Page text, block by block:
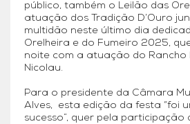
público, também o Leilão das
atuação dos Tradição D’Ouro
multidão neste último dia
Orelheira e do Fumeiro 2025,
noite com a atuação do Rancho
Nicolau.
Para o presidente da Câmara
Alves, esta edição da festa “foi
sucesso”, quer pela participação